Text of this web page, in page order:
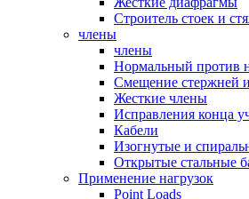
Строитель стоек и
члены
члены
Нормальный против
Смещение стержней и
Жесткие члены
Исправления конца
Кабели
Изогнутые и
Открытые стальные
Применение нагрузок
Point Loads